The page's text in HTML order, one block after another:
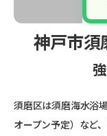
神戸市須
須磨区は須磨海水浴
オープン予定）など